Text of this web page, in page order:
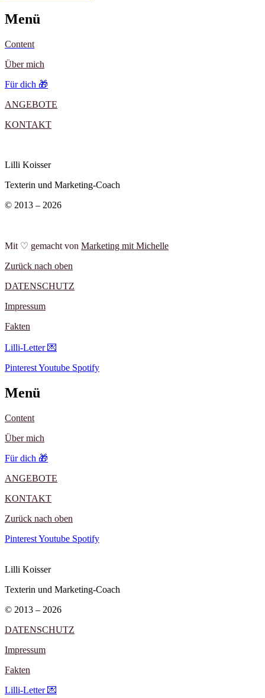
Menü
Content
Über mich
Für dich 🎁
ANGEBOTE
KONTAKT
Lilli Koisser
Texterin und Marketing-Coach
© 2013 – 2026
Mit ♡ gemacht von Marketing mit Michelle
Zurück nach oben
DATENSCHUTZ
Impressum
Fakten
Lilli-Letter 💌
PinterestYoutube Spotify
Menü
Content
Über mich
Für dich 🎁
ANGEBOTE
KONTAKT
Zurück nach oben
PinterestYoutube Spotify
Lilli Koisser
Texterin und Marketing-Coach
© 2013 – 2026
DATENSCHUTZ
Impressum
Fakten
Lilli-Letter 💌